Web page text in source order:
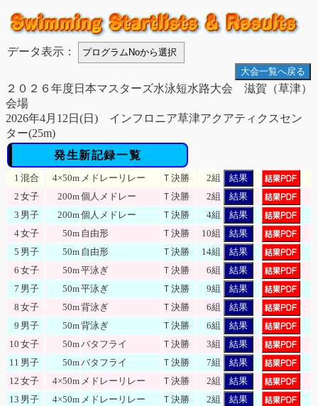
データ表示：
大会一覧へ戻る
２０２６年度日本マスターズ水泳短水路大会 滋賀（草津）
会場
2026年4月12日(日) インフロニア草津アクアティクスセン
ター(25m)
発生新記録一覧
1 混合 4×50m メドレーリレー Ｔ決勝 2組
結果
2 女子 200m個人メドレー Ｔ決勝 2組
結果
3 男子 200m個人メドレー Ｔ決勝 4組
結果
4女子 50m 自由形 Ｔ決勝 10組
結果
5 男子 50m 自由形 Ｔ決勝 14組
結果
6 女子 50m平泳ぎ Ｔ決勝 6組
結果
7 男子 50m平泳ぎ Ｔ決勝 9組
結果
8 女子 50m背泳ぎ Ｔ決勝 6組
結果
9 男子 50m背泳ぎ Ｔ決勝 6組
結果
10 女子 50mバタフライ Ｔ決勝 3組
結果
11 男子 50mバタフライ Ｔ決勝 7組
結果
12 女子 4×50m メドレーリレー Ｔ決勝 2組
結果
13 男子 4×50m メドレーリレー Ｔ決勝 2組
結果